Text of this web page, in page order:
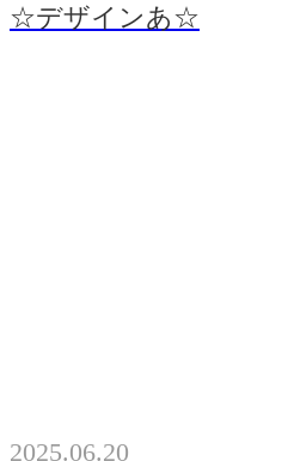
☆デザインあ☆
2025.06.20